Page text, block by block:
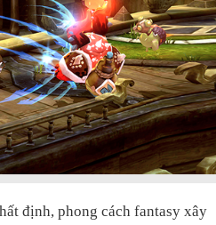
định, phong cách fantasy xây